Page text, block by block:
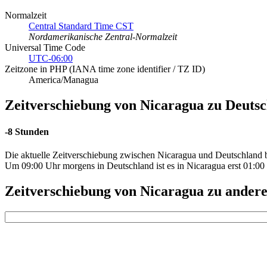
Normalzeit
Central Standard Time CST
Nordamerikanische Zentral-Normalzeit
Universal Time Code
UTC-06:00
Zeitzone in PHP (IANA time zone identifier / TZ ID)
America/Managua
Zeitverschiebung von Nicaragua zu
-8 Stunden
Die aktuelle Zeitverschiebung zwischen Nicaragua und Deutschland
Um 09:00 Uhr morgens in Deutschland ist es in Nicaragua erst 01:00
Zeitverschiebung von Nicaragua zu